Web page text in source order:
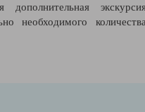
необходимого